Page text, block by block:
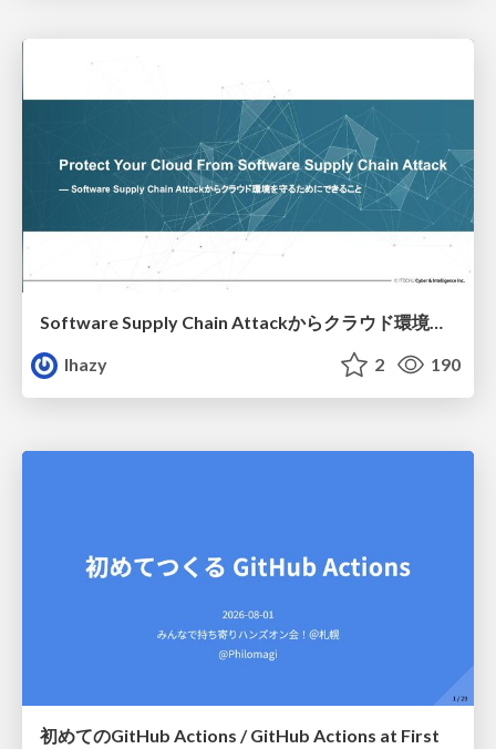
Software Supply Chain Attackからクラウド環境を守るためにできること
lhazy
2 190
初めてのGitHub Actions / GitHub Actions at First